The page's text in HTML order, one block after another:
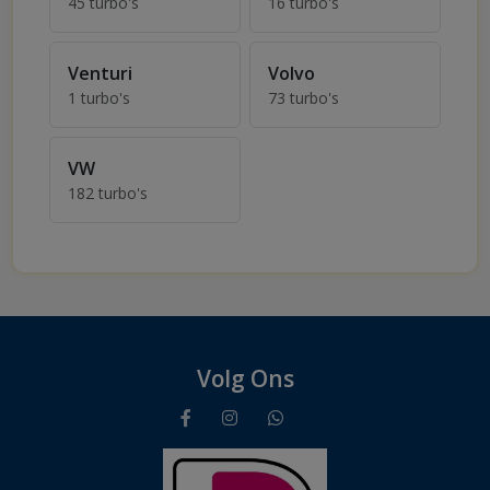
Venturi
1 turbo's
Volvo
73 turbo's
VW
182 turbo's
Volg Ons